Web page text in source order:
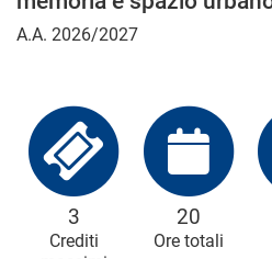
A.A. 2026/2027
3
Crediti
20
Ore totali